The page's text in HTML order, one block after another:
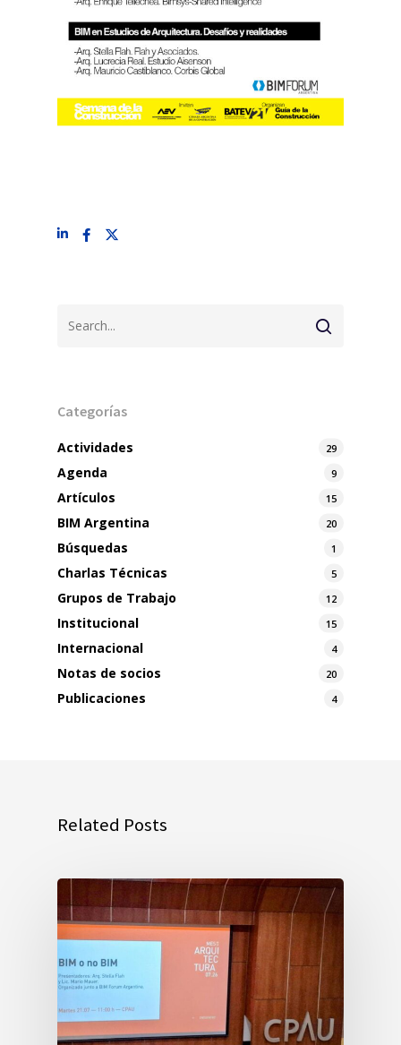
Categorías
Actividades 29
Agenda 9
Artículos 15
BIM Argentina 20
Búsquedas 1
Charlas Técnicas 5
Grupos de Trabajo 12
Institucional 15
Internacional 4
Notas de socios 20
Publicaciones 4
Related Posts